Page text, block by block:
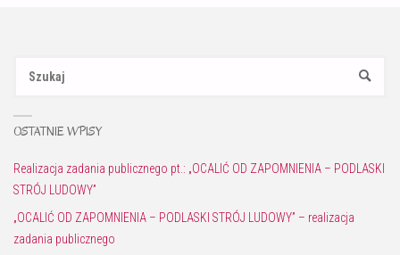
SZUKAJ
OSTATNIE WPISY
Realizacja zadania publicznego pt.: „OCALIĆ OD ZAPOMNIENIA – PODLASKI
STRÓJ LUDOWY”
„OCALIĆ OD ZAPOMNIENIA – PODLASKI STRÓJ LUDOWY” – realizacja
zadania publicznego